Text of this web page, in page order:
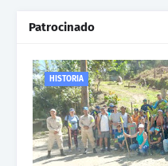
Patrocinado
HISTORIA